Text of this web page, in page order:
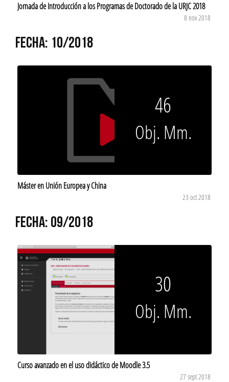
Jornada de Introducción a los Programas de Doctorado de la URJC 2018
8 nov 2018
FECHA: 10/2018
46
Obj. Mm.
Máster en Unión Europea y China
23 oct 2018
FECHA: 09/2018
30
Obj. Mm.
Curso avanzado en el uso didáctico de Moodle 3.5
27 sept 2018